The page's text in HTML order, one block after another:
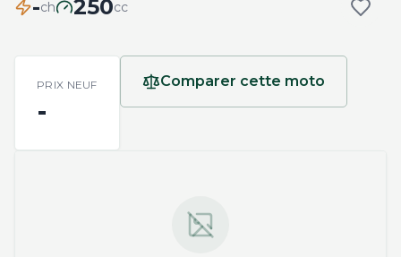
-ch 250cc
PRIX NEUF
-
Comparer cette moto